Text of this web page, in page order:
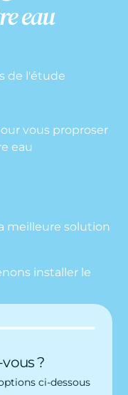
eau
de l'étude
vous proproser
eau
meilleure solution
installer le
?
ci-dessous